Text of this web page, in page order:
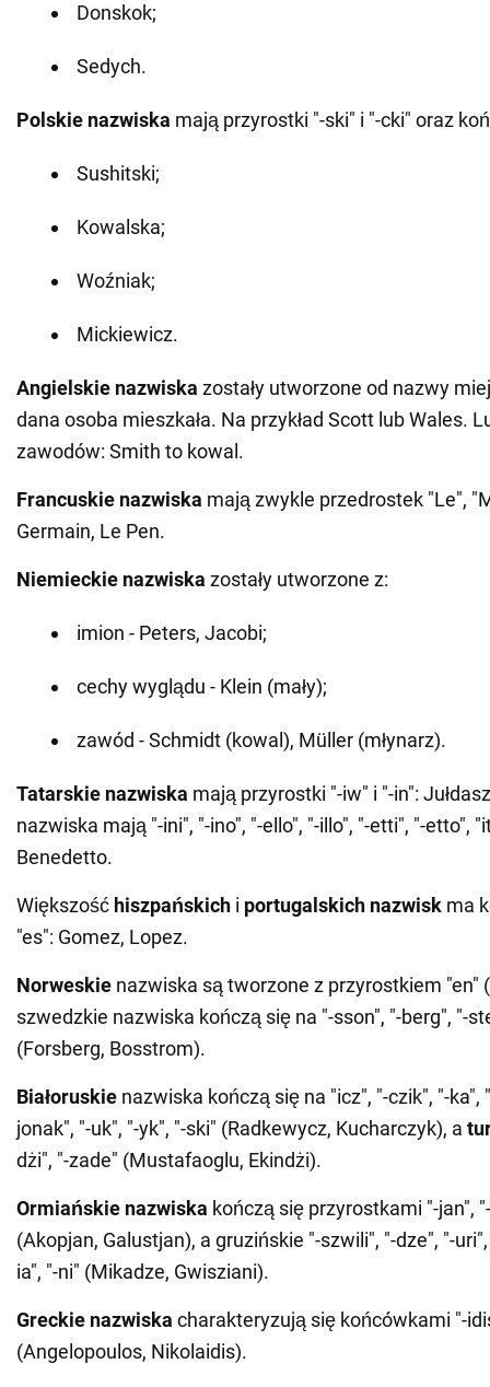
Donskok;
Sedych.
Polskie nazwiska mają przyrostki "-ski" i "-cki" oraz
Sushitski;
Kowalska;
Woźniak;
Mickiewicz.
Angielskie nazwiska zostały utworzone od nazwy
dana osoba mieszkała. Na przykład Scott lub Wales.
zawodów: Smith to kowal.
Francuskie nazwiska mają zwykle przedrostek "Le",
Germain, Le Pen.
Niemieckie nazwiska zostały utworzone z:
imion - Peters, Jacobi;
cechy wyglądu - Klein (mały);
zawód - Schmidt (kowal), Müller (młynarz).
Tatarskie nazwiska mają przyrostki "-iw" i "-in":
nazwiska mają "-ini", "-ino", "-ello", "-illo", "-etti", "-etto",
Benedetto.
Większość hiszpańskich i portugalskich nazwisk ma
"es": Gomez, Lopez.
Norweskie nazwiska są tworzone z przyrostkiem "en"
szwedzkie nazwiska kończą się na "-sson", "-berg", "-
(Forsberg, Bosstrom).
Białoruskie nazwiska kończą się na "icz", "-czik", "-ka",
jonak", "-uk", "-yk", "-ski" (Radkewycz, Kucharczyk), a
dżi", "-zade" (Mustafaoglu, Ekindżi).
Ormiańskie nazwiska kończą się przyrostkami "-jan",
(Akopjan, Galustjan), a gruzińskie "-szwili", "-dze", "-uri",
ia", "-ni" (Mikadze, Gwisziani).
Greckie nazwiska charakteryzują się końcówkami "-
(Angelopoulos, Nikolaidis).